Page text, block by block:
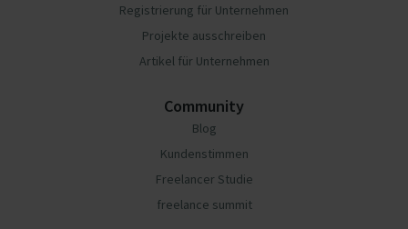
Registrierung für Unternehmen
Projekte ausschreiben
Artikel für Unternehmen
Community
Blog
Kundenstimmen
Freelancer Studie
freelance summit